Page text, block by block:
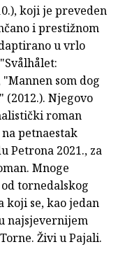
koji je preveden
i prestižnom
u vrlo
som dog
(2012.). Njegovo
roman
petnaestak
Petrona 2021., za
Mnoge
tornedalskog
koji se, kao jedan
najsjevernijem
Živi u Pajali.